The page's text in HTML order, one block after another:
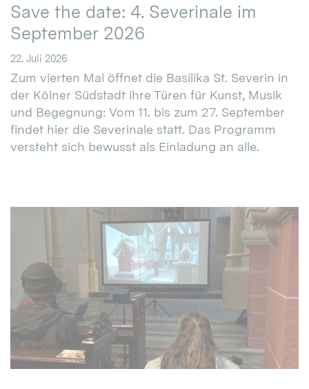
Save the date: 4. Severinale im
September 2026
22. Juli 2026
Zum vierten Mal öffnet die Basilika St. Severin in
der Kölner Südstadt ihre Türen für Kunst, Musik
und Begegnung: Vom 11. bis zum 27. September
findet hier die Severinale statt. Das Programm
versteht sich bewusst als Einladung an alle.